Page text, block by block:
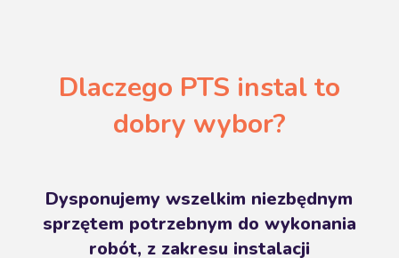
Dlaczego PTS instal to
dobry wybor?
Dysponujemy wszelkim niezbędnym
sprzętem potrzebnym do wykonania
robót, z zakresu instalacji